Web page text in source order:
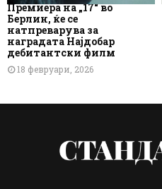
Премиера на „17“ во
Берлин, ќе се
натпреварува за
наградата Најдобар
дебитантски филм
18 февруари, 2026